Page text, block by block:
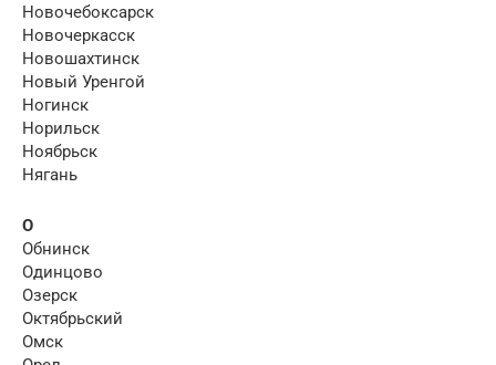
Новочебоксарск
Новочеркасск
Новошахтинск
Новый Уренгой
Ногинск
Норильск
Ноябрьск
Нягань
О
Обнинск
Одинцово
Озерск
Октябрьский
Омск